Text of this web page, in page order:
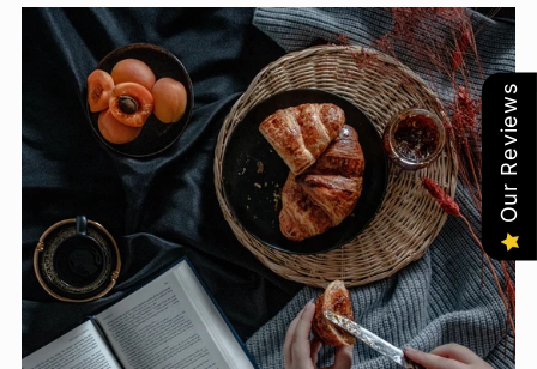
Our Reviews